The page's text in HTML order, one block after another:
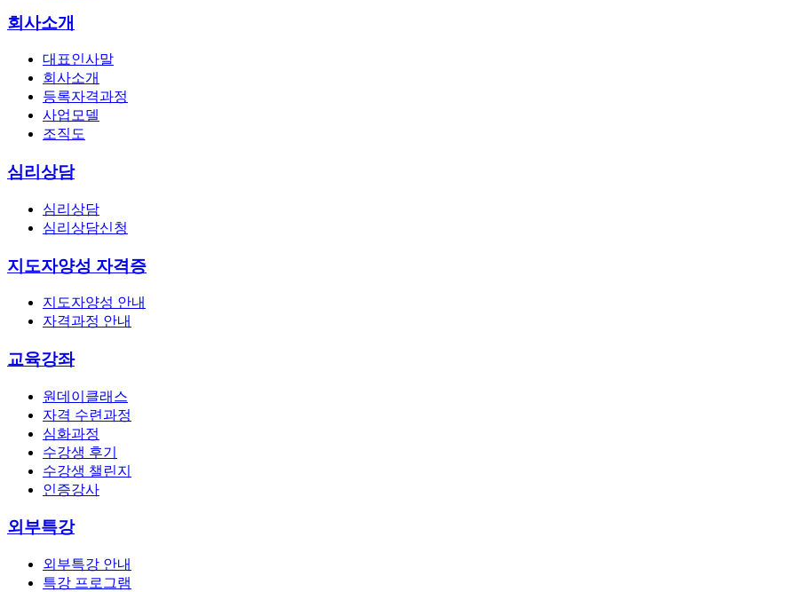
회사소개
대표인사말
회사소개
등록자격과정
사업모델
조직도
심리상담
심리상담
심리상담신청
지도자양성 자격증
지도자양성 안내
자격과정 안내
교육강좌
원데이클래스
자격 수련과정
심화과정
수강생 후기
수강생 챌린지
인증강사
외부특강
외부특강 안내
특강 프로그램